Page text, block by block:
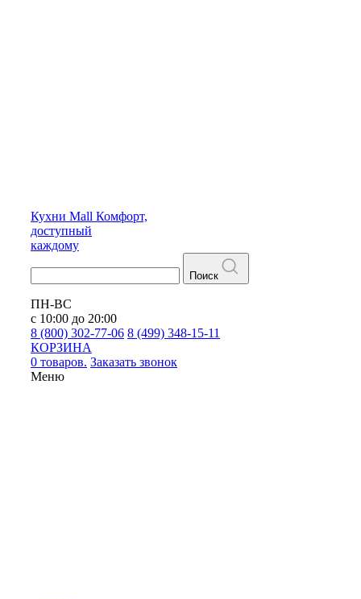
Кухни Mall Комфорт,
доступный
каждому
Поиск
ПН-ВС
с 10:00 до 20:00
8 (800) 302-77-06 8 (499) 348-15-11
КОРЗИНА
0 товаров. Заказать звонок
Меню